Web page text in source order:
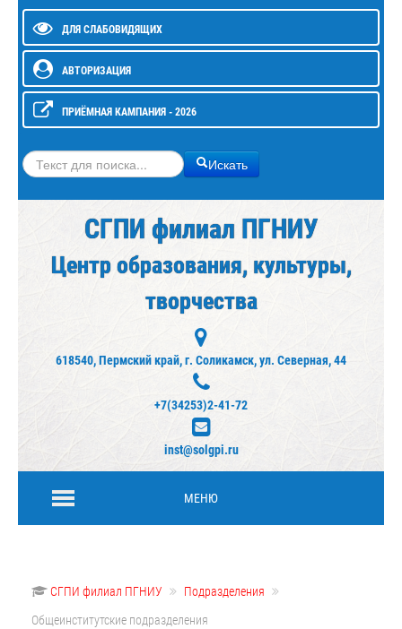
ДЛЯ СЛАБОВИДЯЩИХ
АВТОРИЗАЦИЯ
ПРИЁМНАЯ КАМПАНИЯ - 2026
Искать Искать
СГПИ филиал ПГНИУ
Центр образования, культуры,
творчества
618540, Пермский край, г. Соликамск, ул. Северная, 44
+7(34253)2-41-72
inst@solgpi.ru
МЕНЮ
СГПИ филиал ПГНИУ
Подразделения
Общеинститутские подразделения